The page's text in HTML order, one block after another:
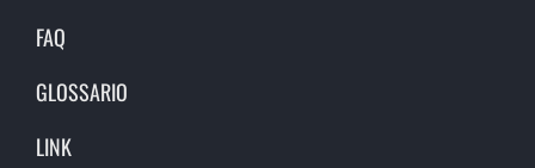
FAQ
GLOSSARIO
LINK